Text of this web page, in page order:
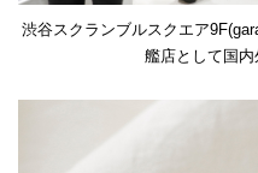
渋谷スクランブルスクエア
艦店として国内